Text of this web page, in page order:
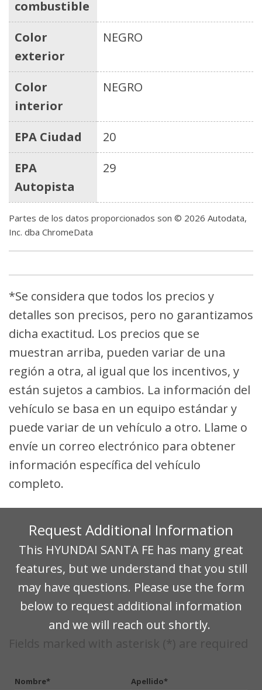
combustible
Color
exterior
NEGRO
Color
interior
NEGRO
EPA Ciudad
20
EPA
Autopista
29
Partes de los datos proporcionados son © 2026 Autodata,
Inc. dba ChromeData
*Se considera que todos los precios y
detalles son precisos, pero no garantizamos
dicha exactitud. Los precios que se
muestran arriba, pueden variar de una
región a otra, al igual que los incentivos, y
están sujetos a cambios. La información del
vehículo se basa en un equipo estándar y
puede variar de un vehículo a otro. Llame o
envíe un correo electrónico para obtener
información específica del vehículo
completo.
Request Additional Information
This HYUNDAI SANTA FE has many great
features, but we understand that you still
may have questions. Please use the form
below to request additional information
and we will reach out shortly.
Fields marked with asterisk (*) are required
Nombre* Apellido*